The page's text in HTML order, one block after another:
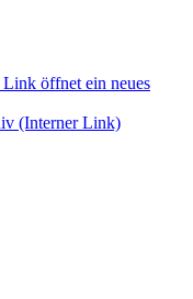
öffnet ein neues
(Interner Link)